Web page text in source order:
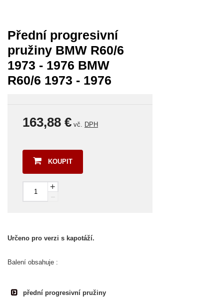
Přední progresivní
pružiny BMW R60/6
1973 - 1976 BMW
R60/6 1973 - 1976
163,88 € vč. DPH
KOUPIT
+
–
Určeno pro verzi s kapotáží.
Balení obsahuje :
přední progresivní pružiny